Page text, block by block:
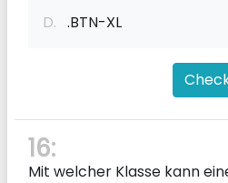
D. .BTN-XL
16:
Mit welcher Klasse kann